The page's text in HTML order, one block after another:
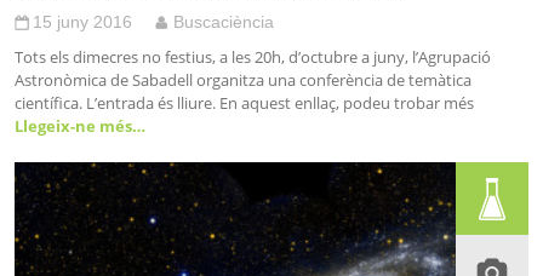
15 juny 2016 Buscaciència
Tots els dimecres no festius, a les 20h, d’octubre a juny, l’Agrupació
Astronòmica de Sabadell organitza una conferència de temàtica
científica. L’entrada és lliure. En aquest enllaç, podeu trobar més
Llegeix-ne més…